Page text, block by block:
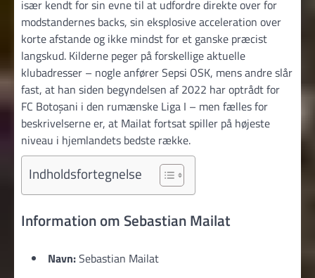
især kendt for sin evne til at udfordre direkte over for
modstandernes backs, sin eksplosive acceleration over
korte afstande og ikke mindst for et ganske præcist
langskud. Kilderne peger på forskellige aktuelle
klubadresser – nogle anfører Sepsi OSK, mens andre slår
fast, at han siden begyndelsen af 2022 har optrådt for
FC Botoșani i den rumænske Liga I – men fælles for
beskrivelserne er, at Mailat fortsat spiller på højeste
niveau i hjemlandets bedste række.
Indholdsfortegnelse
Information om Sebastian Mailat
Navn:Sebastian Mailat